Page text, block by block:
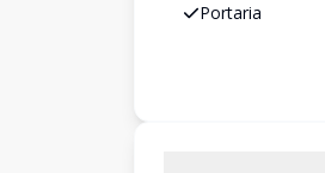
Portaria